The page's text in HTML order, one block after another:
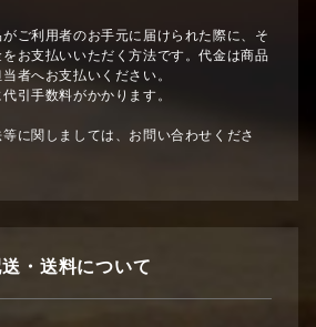
ご利用者のお手元に届けられた際に、そ
お支払いいただく方法です。代金は商品
者へお支払いください。
引手数料がかかります。
に関しましては、お問い合わせくださ
・送料について